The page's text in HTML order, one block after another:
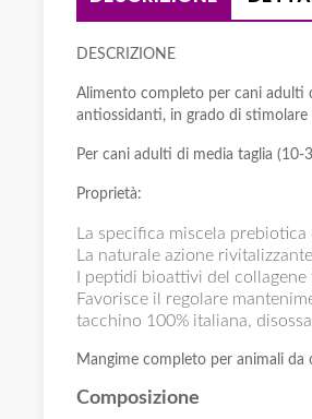
DESCRIZIONE
Alimento completo per cani adulti
antiossidanti, in grado di
Per cani adulti di media taglia (10-
Proprietà:
La specifica miscela
La naturale azione
I peptidi bioattivi del
Favorisce il regolare
tacchino 100% italiana,
Mangime completo per animali da
Composizione